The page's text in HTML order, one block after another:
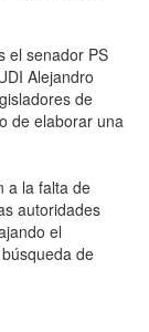
el senador PS
Alejandro
de
de elaborar una
a la falta de
autoridades
el
de